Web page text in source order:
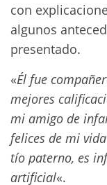
con
algunos
presentado.
«Él fue
mejores
mi amigo de
felices de mi
tío paterno, es
artificial«.